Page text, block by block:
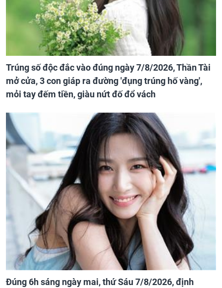
Trúng số độc đắc vào đúng ngày 7/8/2026, Thần Tài
mở cửa, 3 con giáp ra đường 'đụng trúng hố vàng',
mỏi tay đếm tiền, giàu nứt đố đổ vách
Đúng 6h sáng ngày mai, thứ Sáu 7/8/2026, định